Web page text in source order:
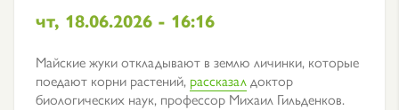
чт, 18.06.2026 - 16:16
Майские жуки откладывают в землю личинки, которые
поедают корни растений, рассказал доктор
биологических наук, профессор Михаил Гильденков.